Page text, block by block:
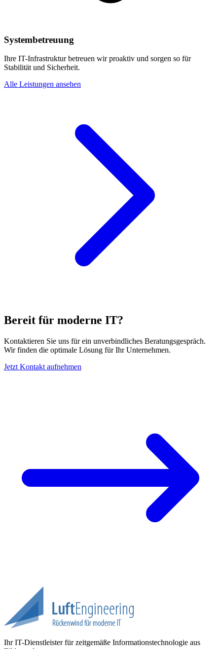
Systembetreuung
Ihre IT-Infrastruktur betreuen wir proaktiv und sorgen so für
Stabilität und Sicherheit.
Alle Leistungen ansehen
Bereit für moderne IT?
Kontaktieren Sie uns für ein unverbindliches Beratungsgespräch.
Wir finden die optimale Lösung für Ihr Unternehmen.
Jetzt Kontakt aufnehmen
Ihr IT-Dienstleister für zeitgemäße Informationstechnologie aus